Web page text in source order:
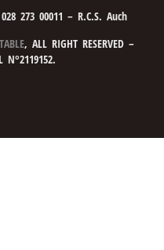
273 00011 – R.C.S. Auch
, ALL RIGHT RESERVED –
N°2119152.